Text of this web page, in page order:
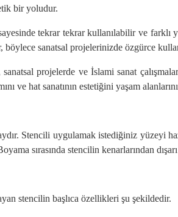
bir yoludur.
tekrar tekrar kullanılabilir ve
böylece sanatsal projelerinizde özgürce
projelerde ve İslami sanat
ve hat sanatının estetiğini yaşam
Stencili uygulamak istediğiniz yüzeyi
sırasında stencilin kenarlarından
stencilin başlıca özellikleri şu şekildedir.